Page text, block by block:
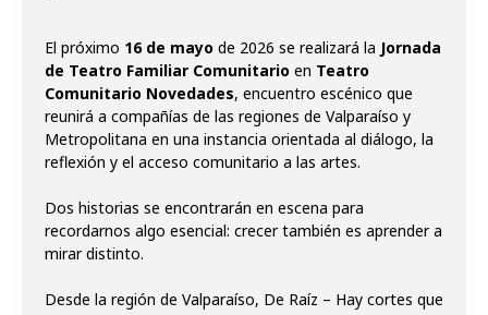
El próximo 16 de mayo de 2026 se realizará la Jornada
de Teatro Familiar Comunitario en Teatro
Comunitario Novedades, encuentro escénico que
reunirá a compañías de las regiones de Valparaíso y
Metropolitana en una instancia orientada al diálogo, la
reflexión y el acceso comunitario a las artes.
Dos historias se encontrarán en escena para
recordarnos algo esencial: crecer también es aprender a
mirar distinto.
Desde la región de Valparaíso, De Raíz – Hay cortes que